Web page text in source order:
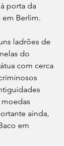
porta da
em Berlim.
ladrões de
do
com cerca
moedas
ainda,
em